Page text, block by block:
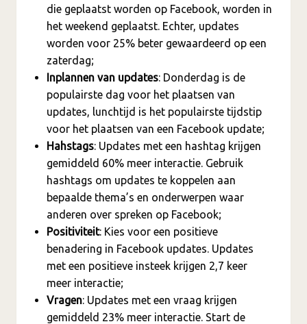
die geplaatst worden op Facebook, worden in
het weekend geplaatst. Echter, updates
worden voor 25% beter gewaardeerd op een
zaterdag;
Inplannen van updates: Donderdag is de
populairste dag voor het plaatsen van
updates, lunchtijd is het populairste tijdstip
voor het plaatsen van een Facebook update;
Hahstags: Updates met een hashtag krijgen
gemiddeld 60% meer interactie. Gebruik
hashtags om updates te koppelen aan
bepaalde thema’s en onderwerpen waar
anderen over spreken op Facebook;
Positiviteit: Kies voor een positieve
benadering in Facebook updates. Updates
met een positieve insteek krijgen 2,7 keer
meer interactie;
Vragen: Updates met een vraag krijgen
gemiddeld 23% meer interactie. Start de